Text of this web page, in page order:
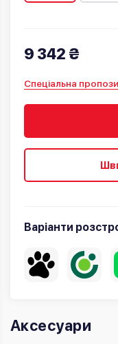
9 342 ₴
Спеціальна
Варіанти
Аксесуари